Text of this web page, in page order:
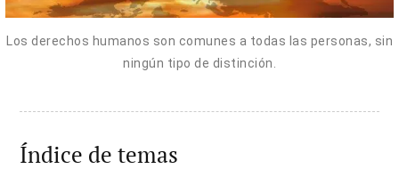
Los derechos humanos son comunes a todas las personas, sin
ningún tipo de distinción.
Índice de temas